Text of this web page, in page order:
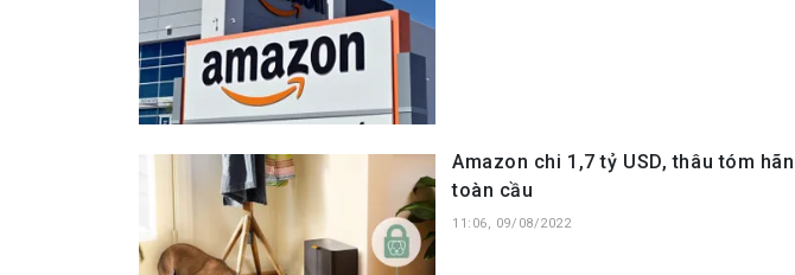
Amazon chi 1,7 tỷ USD, thâu tóm
toàn cầu
11:06, 09/08/2022